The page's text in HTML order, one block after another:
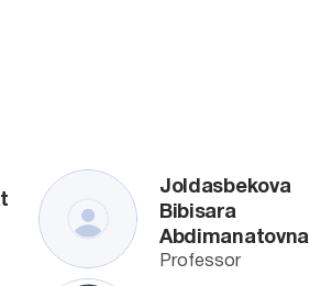
Joldasbekova
Bibisara
Abdimanatovna
Professor